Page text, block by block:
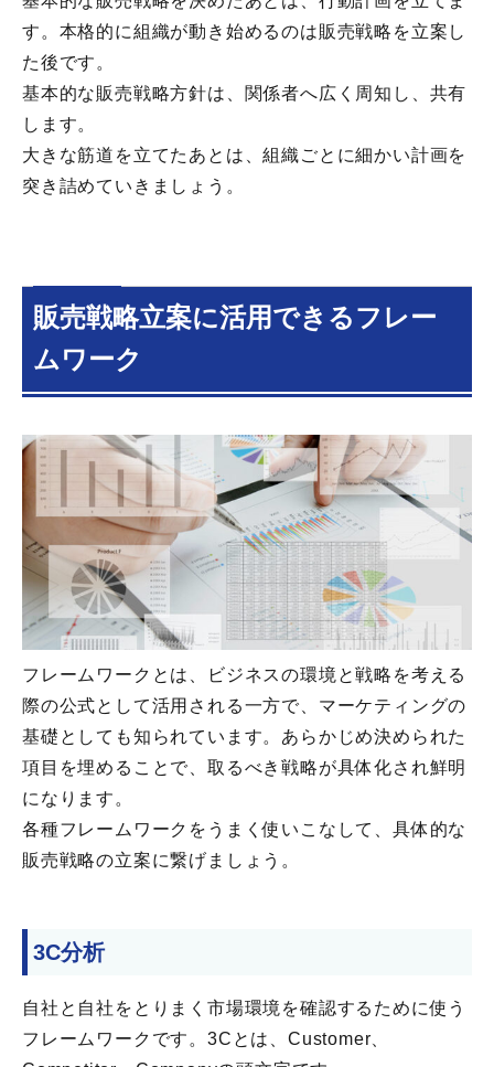
す。本格的に組織が動き始めるのは販売戦略を立案し
た後です。
基本的な販売戦略方針は、関係者へ広く周知し、共有
します。
大きな筋道を立てたあとは、組織ごとに細かい計画を
突き詰めていきましょう。
販売戦略立案に活用できるフレー
ムワーク
フレームワークとは、ビジネスの環境と戦略を考える
際の公式として活用される一方で、マーケティングの
基礎としても知られています。あらかじめ決められた
項目を埋めることで、取るべき戦略が具体化され鮮明
になります。
各種フレームワークをうまく使いこなして、具体的な
販売戦略の立案に繋げましょう。
3C分析
自社と自社をとりまく市場環境を確認するために使う
フレームワークです。3Cとは、Customer、